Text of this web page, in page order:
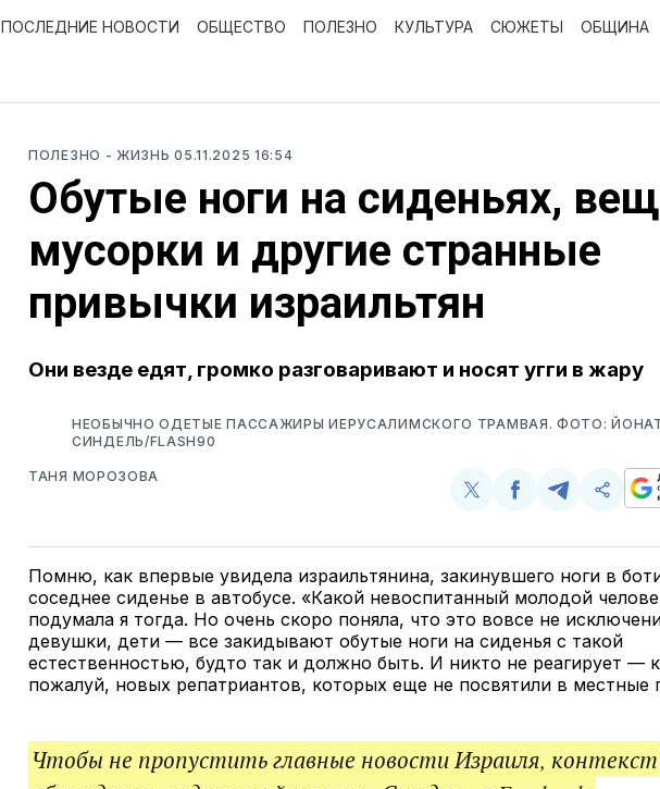
ПОСЛЕДНИЕ НОВОСТИ ОБЩЕСТВО ПОЛЕЗНО КУЛЬТУРА СЮЖЕТЫ ОБЩИНА
ПОЛЕЗНО - ЖИЗНЬ05.11.2025 16:54
Обутые ноги на сиденьях,
мусорки и другие странные
привычки израильтян
Они везде едят, громко разговаривают и носят угги в жару
НЕОБЫЧНО ОДЕТЫЕ ПАССАЖИРЫ ИЕРУСАЛИМСКОГО ТРАМВАЯ. ФОТО:
СИНДЕЛЬ/FLASH90
ТАНЯ МОРОЗОВА
Поделиться
Twitter
Поделиться
FacebookTelegram
Помню, как впервые увидела израильтянина, закинувшего ноги в
соседнее сиденье в автобусе. «Какой невоспитанный молодой
подумала я тогда. Но очень скоро поняла, что это вовсе не
девушки, дети — все закидывают обутые ноги на сиденья с такой
естественностью, будто так и должно быть. И никто не реагирует —
пожалуй, новых репатриантов, которых еще не посвятили в местные
Чтобы не пропустить главные новости Израиля,